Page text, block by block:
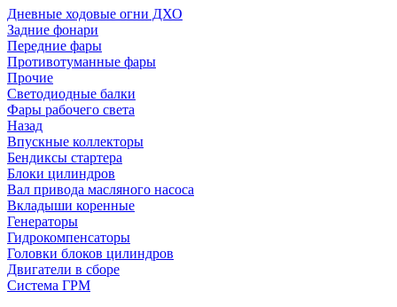
Дневные ходовые огни ДХО
Задние фонари
Передние фары
Противотуманные фары
Прочие
Светодиодные балки
Фары рабочего света
Назад
Впускные коллекторы
Бендиксы стартера
Блоки цилиндров
Вал привода масляного насоса
Вкладыши коренные
Генераторы
Гидрокомпенсаторы
Головки блоков цилиндров
Двигатели в сборе
Система ГРМ